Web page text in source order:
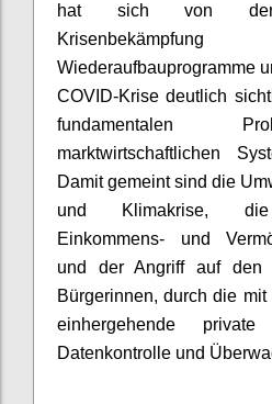
hat sich von
Wiederaufbauprogramme
COVID-Krise deutlich
fundamentalen
marktwirtschaftlichen
Damit gemeint sind die
und Klimakrise, die
Einkommens- und
und der Angriff auf den
Bürgerinnen, durch die
einhergehende
Datenkontrolle und